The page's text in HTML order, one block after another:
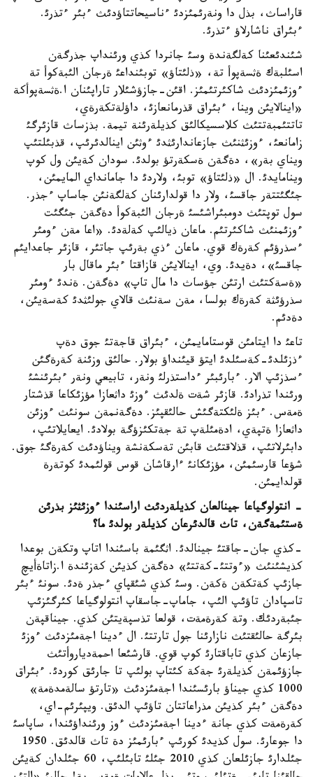
قاراساث، بذل دا ونةرئمئزدئ ءناسيحاتتاؤدئث ءبئر ءتذرئ.
ءبئراق ناشارلاؤ ءتذرئ.
شئندئعئنا كةلگةندة وسئ جانردا كذي ورئنداپ جذرگةن
اسئلبةك ةثسةپوأ تة، «ذلئتاؤ» توبئنداعئ ةرجان الئبةكوأ تة
ءوزئمئزدئث شاكئرتئمئز. اقئن-جازؤشئلار تاراپئنان ا.ةثسةپوأكة
«اينالايئن وينا، ءبئراق قذرمانعازئ، داؤلةتكةرةي،
تاتتئمبةتتئث كلاسسيكالئق كذيلةرئنة تيمة. بذزساث قازئرگئ
زامانعئ، ءوزئثنئث جازعاندارئثدئ ءوثئن اينالدئرئپ، قذبئلتئپ
ويناي بةر»، دةگةن ةسكةرتؤ بولدئ. سودان كةيئن ول كوپ
وينامايدئ. ال «ذلئتاؤ» توبئ، ولاردئ دا جامانداي المايمئن،
جئگئتتةر جاقسئ، ولار دا قولدارئنان كةلگةنئن جاساپ ءجذر.
سول توپتئث دومبئراشئسئ ةرجان الئبةكوأ دةگةن جئگئت
ءوزئمنئث شاكئرتئم. ماعان ذيالئپ كةلةدئ. «اعا مةن ءومئر
ءسذرؤئم كةرةك قوي. ماعان ءذي بةرئپ جاتئر، قازئر جاعدايئم
جاقسئ»، دةيدئ. وي، اينالايئن قازاقتا ءبئر ماقال بار
«ةسةكتئث ارتئن جؤساث دا مال تاپ» دةگةن. ةندئ ءومئر
سذرؤئثة كةرةك بولسا، مةن سةنئث قالاي جولئثدئ كةسةيئن،
دةدئم.
تاعئ دا ايتامئن قوستامايمئن، ءبئراق قاجةتئ جوق دةپ
ءذزئلدئ-كةسئلدئ ايتؤ قيئنداؤ بولار. حالئق وزئنة كةرةگئن
ءسذزئپ الار. ءبارئبئر ءداستذرلئ ونةر، تابيعي ونةر ءبئرئنشئ
ورئندا تذرادئ. قازئر شةت ةلدئث ءوزئ داثعازا مؤزئكاعا قذشتار
ةمةس. ءبئز ةلئكتةگئش حالئقپئز. دةگةنمةن سونئث ءوزئن
داثعازا ةتپةي، ادةمئلةپ تة جةتكئزؤگة بولادئ. ايعايلاتئپ،
دابئرلاتئپ، قذلاقتئث قابئن تةسكةنشة ويناؤدئث كةرةگئ جوق.
شؤعا قارسئمئن، مؤزئكانئ ءارقاشان قوس قولئمدئ كوتةرة
قولدايمئن.
- انتولوگياعا جينالعان كذيلةردئث اراسئندا ءوزئثئز بذرئن
ةستئمةگةن، تاث قالدئرعان كذيلةر بولدئ ما؟
-كذي جان-جاقتئ جينالدئ. اثگئمة باسئندا اتاپ وتكةن بوعدا
كذيشئنئث «ءوتتئ-كةتتئ» دةگةن كذيئن كةزئندة ا.زاتاةأيچ
جازئپ كةتكةن ةكةن. وسئ كذي شئقپاي ءجذر ةدئ. سونئ ءبئر
تاسپادان تاؤئپ الئپ، جاماپ-جاسقاپ انتولوگياعا كئرگئزئپ
جئبةردئك. وتة كةرةمةت، قولعا تذسپةيتئن كذي. جيناقپةن
بئرگة حالئقتئث نازارئنا جول تارتتئ. ال ءدينا اجةمئزدئث ءوزئ
جازعان كذي تاباقتارئ كوپ قوي. قارشئعا احمةدياروأتئث
جازؤئمةن كذيلةرئ جةكة كئتاپ بولئپ تا جارئق كوردئ. ءبئراق
1000 كذي جيناؤ بارئسئندا اجةمئزدئث «تارتؤ سالةمدةمة»
دةگةن ءبئر كذيئن مذراعاتتان تاؤئپ الدئق. ويپئرئم-اي،
كةرةمةت كذي جانة ءدينا اجةمئزدئث ءوز ورئنداؤئندا، ساپاسئ
دا جوعارئ. سول كذيدئ كورئپ ءبارئمئز دة تاث قالدئق. 1950
جئلدارئ جازئلعان كذي 2010 جئلئ تابئلئپ، 60 جئلدان كةيئن